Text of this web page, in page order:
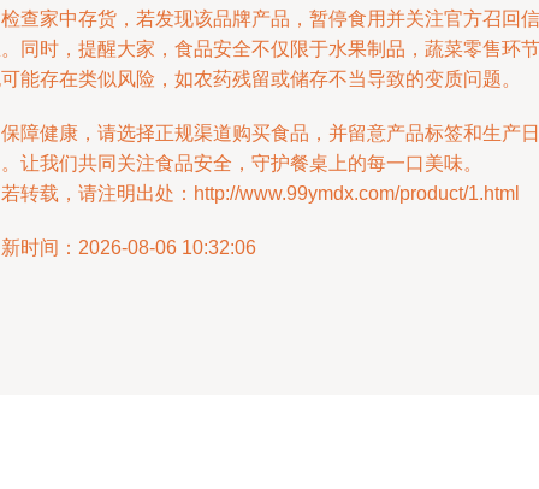
查家中存货，若发现该品牌产品，暂停食用并关注官方召回信
同时，提醒大家，食品安全不仅限于水果制品，蔬菜零售环节
能存在类似风险，如农药残留或储存不当导致的变质问题。
障健康，请选择正规渠道购买食品，并留意产品标签和生产日
让我们共同关注食品安全，守护餐桌上的每一口美味。
转载，请注明出处：http://www.99ymdx.com/product/1.html
时间：2026-08-06 10:32:06